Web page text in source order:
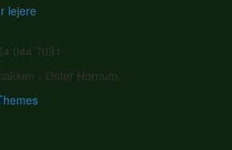
lejere
044 7091
- Øster Hornum.
.